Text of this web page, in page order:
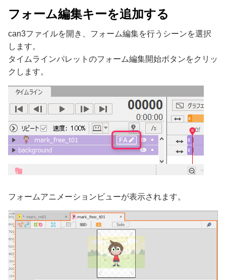
フォーム編集キーを追加する
can3ファイルを開き、フォーム編集を行うシーンを選択
します。
タイムラインパレットのフォーム編集開始ボタンをクリッ
クします。
フォームアニメーションビューが表示されます。